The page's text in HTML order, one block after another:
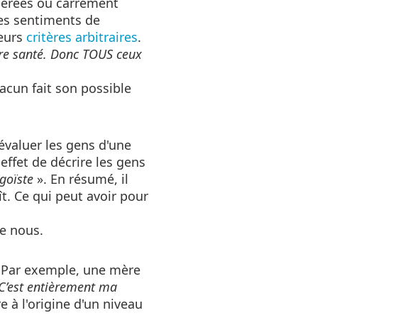
sentiments de
critères arbitraires.
santé. Donc TOUS ceux
fait son possible
les gens d'une
de décrire les gens
». En résumé, il
Ce qui peut avoir pour
nous.
exemple, une mère
entièrement ma
à l'origine d'un niveau